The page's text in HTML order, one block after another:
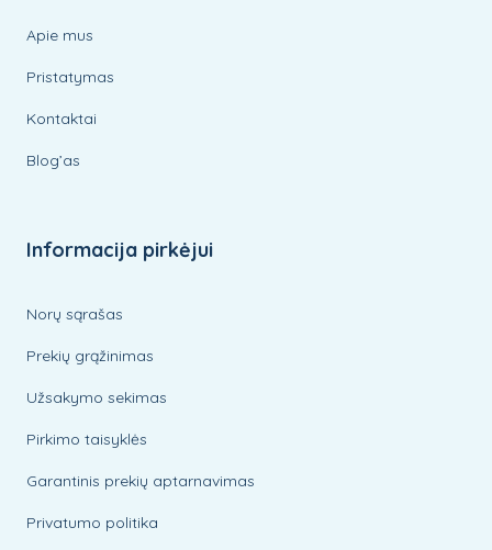
Apie mus
Pristatymas
Kontaktai
Blog’as
Informacija pirkėjui
Norų sąrašas
Prekių grąžinimas
Užsakymo sekimas
Pirkimo taisyklės
Garantinis prekių aptarnavimas
Privatumo politika